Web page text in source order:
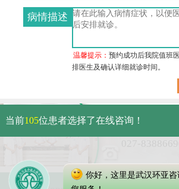
病情描述
温馨提示：预约成功后我院值班
排医生及确认详细就诊时间。
武汉市硚口
免费电话：
当前105位患者选择了在线咨询！
你好，这里是武汉环亚